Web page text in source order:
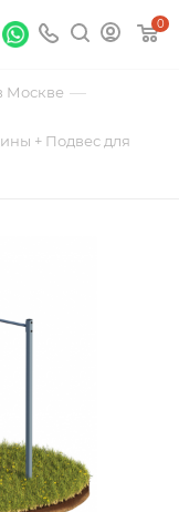
0
Москве —
+ Подвес для